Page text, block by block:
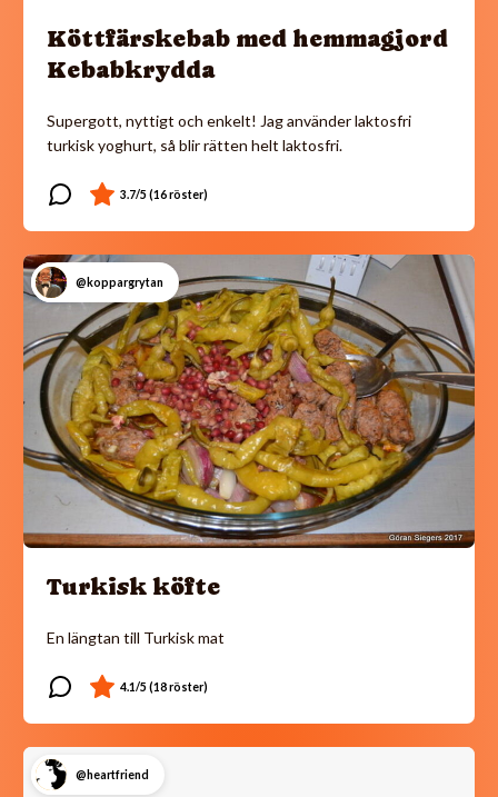
Köttfärskebab med hemmagjord
Kebabkrydda
Supergott, nyttigt och enkelt! Jag använder laktosfri
turkisk yoghurt, så blir rätten helt laktosfri.
@koppargrytan
Turkisk köfte
En längtan till Turkisk mat
@heartfriend